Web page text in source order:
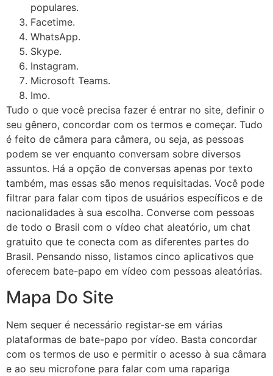
populares.
Facetime.
WhatsApp.
Skype.
Instagram.
Microsoft Teams.
Imo.
Tudo o que você precisa fazer é entrar no site, definir o
seu gênero, concordar com os termos e começar. Tudo
é feito de câmera para câmera, ou seja, as pessoas
podem se ver enquanto conversam sobre diversos
assuntos. Há a opção de conversas apenas por texto
também, mas essas são menos requisitadas. Você pode
filtrar para falar com tipos de usuários específicos e de
nacionalidades à sua escolha. Converse com pessoas
de todo o Brasil com o vídeo chat aleatório, um chat
gratuito que te conecta com as diferentes partes do
Brasil. Pensando nisso, listamos cinco aplicativos que
oferecem bate-papo em vídeo com pessoas aleatórias.
Mapa Do Site
Nem sequer é necessário registar-se em várias
plataformas de bate-papo por vídeo. Basta concordar
com os termos de uso e permitir o acesso à sua câmara
e ao seu microfone para falar com uma rapariga